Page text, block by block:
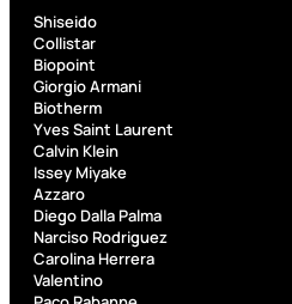
Shiseido
Collistar
Biopoint
Giorgio Armani
Biotherm
Yves Saint Laurent
Calvin Klein
Issey Miyake
Azzaro
Diego Dalla Palma
Narciso Rodriguez
Carolina Herrera
Valentino